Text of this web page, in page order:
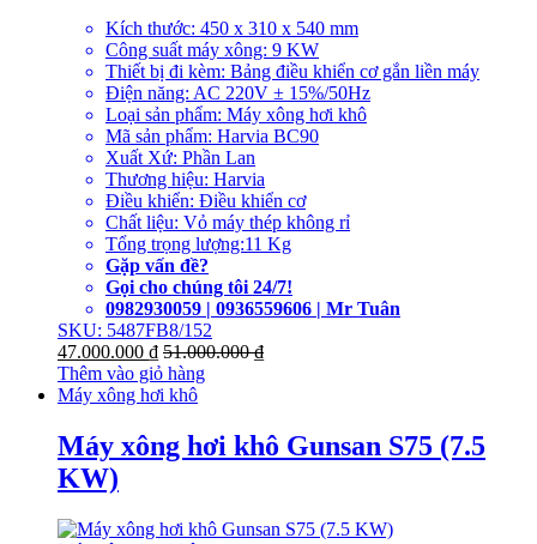
Kích thước: 450 x 310 x 540 mm
Công suất máy xông: 9 KW
Thiết bị đi kèm: Bảng điều khiển cơ gắn liền máy
Điện năng: AC 220V ± 15%/50Hz
Loại sản phẩm: Máy xông hơi khô
Mã sản phẩm: Harvia BC90
Xuất Xứ: Phần Lan
Thương hiệu: Harvia
Điều khiển: Điều khiển cơ
Chất liệu: Vỏ máy thép không rỉ
Tổng trọng lượng:11 Kg
Gặp vấn đề?
Gọi cho chúng tôi 24/7!
0982930059 | 0936559606 | Mr Tuân
SKU: 5487FB8/152
47.000.000 ₫ 51.000.000₫
Thêm vào giỏ hàng
Máy xông hơi khô
Máy xông hơi khô Gunsan S75 (7.5
KW)